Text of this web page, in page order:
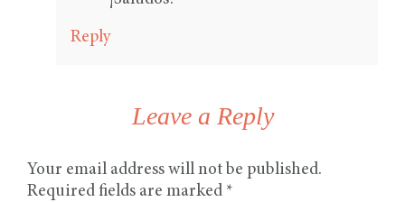
Reply
Leave a Reply
Your email address will not be published.
Required fields are marked *